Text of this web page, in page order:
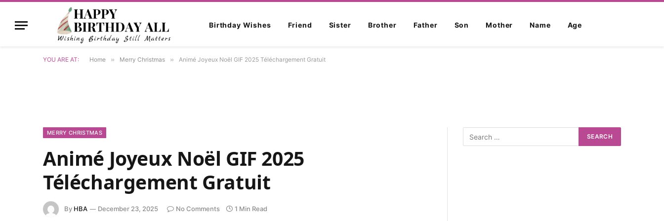
Birthday Wishes Friend Sister Brother Father Son Mother Name Age
YOU ARE AT: Home » Merry Christmas » Animé Joyeux Noël GIF 2025 Téléchargement Gratuit
MERRY CHRISTMAS
Animé Joyeux Noël GIF 2025
Téléchargement Gratuit
By HBA December 23, 2025 No Comments 1 Min Read